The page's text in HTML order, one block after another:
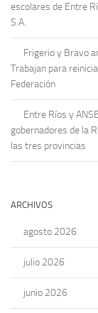
escolares de Entre
S.A.
Frigerio y Bravo
Trabajan para
Federación
Entre Ríos y
gobernadores de la
las tres provincias
ARCHIVOS
agosto 2026
julio 2026
junio 2026